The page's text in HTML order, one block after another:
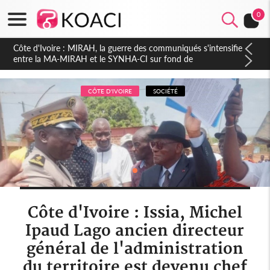
0
Côte d'Ivoire : Indépendance 2026, Thiam plaide pour un
environnement démocratique plus apaisé
CÔTE D'IVOIRE SOCIÉTÉ
Côte d'Ivoire : Issia, Michel
Ipaud Lago ancien directeur
général de l'administration